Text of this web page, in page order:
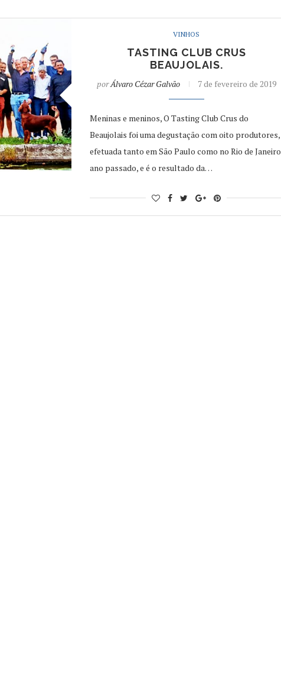
VINHOS
TASTING CLUB CRUS
BEAUJOLAIS.
porÁlvaro Cézar Galvão 7 de fevereiro de 2019
Meninas e meninos, O Tasting Club Crus do
Beaujolais foi uma degustação com oito produtores,
efetuada tanto em São Paulo como no Rio de Janeiro
ano passado, e é o resultado da…